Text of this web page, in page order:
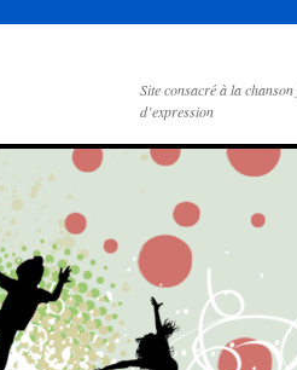
Site consacré à la
d’expression